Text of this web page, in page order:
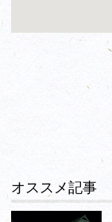
オススメ記事